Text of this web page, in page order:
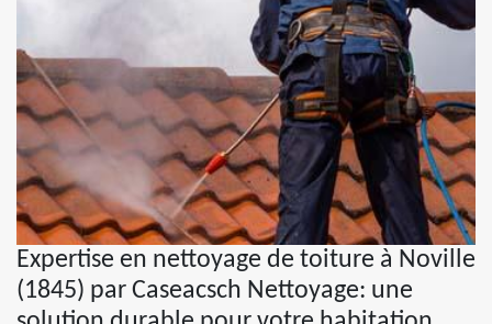
Expertise en nettoyage de toiture à Noville
(1845) par Caseacsch Nettoyage: une